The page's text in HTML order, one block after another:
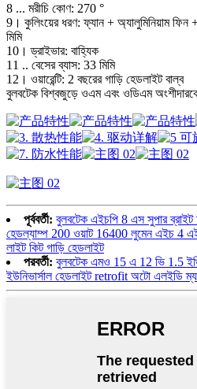
8 ... মরীচি কোণ: 270 °
9। কুলিংয়ের ধরণ: ফ্যান + অ্যালুমিনিয়াম
মিমি
10। ড্রাইভার: বাহ্যিক
11 .. বেসের ব্যাস: 33 মিমি
12। ওয়ারেন্টি: 2 বছরের গাড়ি হেডলাইট বাল্ব
বুলবটেক বিশ্বজুড়ে ওএম এবং ওডিএম
পূর্ববর্তী: বুলবটেক এইচপি 8 এস সুপার
হেডল্যাম্প 200 ওয়াট 16400 লুমেন এইচ 4
লাইট কিট গাড়ি হেডলাইট
পরবর্তী: বুলবটেক এমও 15 এ 12 ভি 1.5
ইউনিভার্সাল হেডলাইট retrofit অটো এলইডি